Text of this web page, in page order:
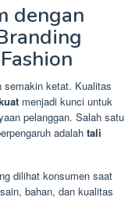
dengan
semakin ketat. Kualitas
menjadi kunci untuk
pelanggan. Salah satu
adalah tali
dilihat konsumen saat
bahan, dan kualitas